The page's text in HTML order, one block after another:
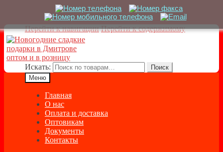
Перейти к навигации Перейти к содержимому
Искать:
Поиск
Меню
Главная
О нас
Оплата и доставка
Оптовикам
Документы
Контакты